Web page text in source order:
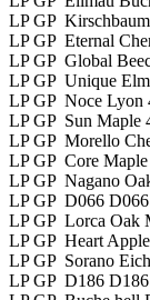
LP GP
LP GP Eternal
LP GP Global
LP GP Unique Elm
LP GP Noce Lyon
LP GP Sun Maple
LP GP Morello
LP GP Core Maple
LP GP Nagano
LP GP D066 D066
LP GP Lorca Oak
LP GP Heart Apple
LP GP Sorano
LP GP D186 D186